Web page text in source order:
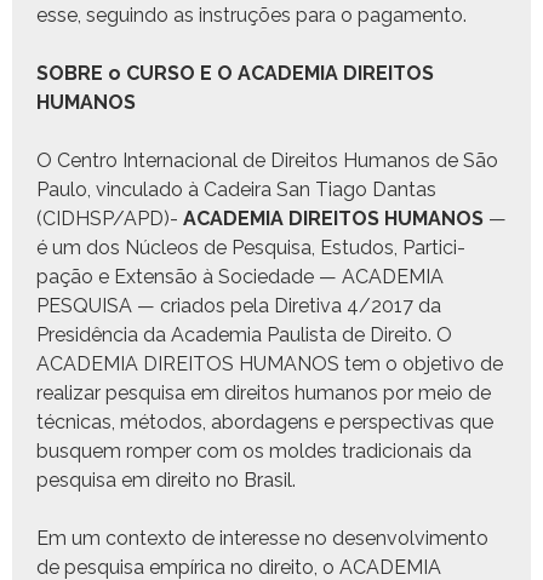
esse, seguin­do as instruções para o pagamento.
SOBRE o CURSO E O ACADEMIA DIREITOS
HUMANOS
O Cen­tro Inter­na­cional de Dire­itos Humanos de São
Paulo, vin­cu­la­do à Cadeira San Tia­go Dan­tas
(CIDHSP/APD)- ACADEMIA DIREITOS HUMANOS —
é um dos Núcleos de Pesquisa, Estu­dos, Par­tic­i­
pação e Exten­são à Sociedade — ACADEMIA
PESQUISA — cri­a­dos pela Dire­ti­va 4/2017 da
Presidên­cia da Acad­e­mia Paulista de Dire­ito. O
ACADEMIA DIREITOS HUMANOS tem o obje­ti­vo de
realizar pesquisa em dire­itos humanos por meio de
téc­ni­cas, méto­dos, abor­da­gens e per­spec­ti­vas que
busquem romper com os moldes tradi­cionais da
pesquisa em dire­ito no Brasil.
Em um con­tex­to de inter­esse no desen­volvi­men­to
de pesquisa empíri­ca no dire­ito, o ACADEMIA